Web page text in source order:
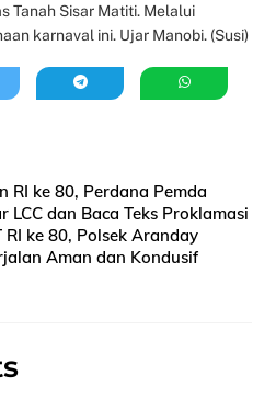
Tanah Sisar Matiti. Melalui
karnaval ini. Ujar Manobi. (Susi)
RI ke 80, Perdana Pemda
LCC dan Baca Teks Proklamasi
ke 80, Polsek Aranday
Aman dan Kondusif